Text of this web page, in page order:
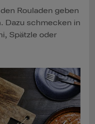
Rouladen geben
Dazu schmecken in
Spätzle oder